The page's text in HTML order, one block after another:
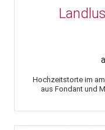
Hochzeitstorte im
aus Fondant und